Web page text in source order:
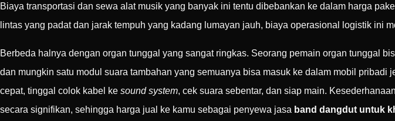
Biaya transportasi dan sewa alat musik yang banyak ini tentu dibebankan ke dalam harga
lintas yang padat dan jarak tempuh yang kadang lumayan jauh, biaya operasional logistik ini
Berbeda halnya dengan organ tunggal yang sangat ringkas. Seorang pemain organ tunggal
dan mungkin satu modul suara tambahan yang semuanya bisa masuk ke dalam mobil pribadi
cepat, tinggal colok kabel ke sound system, cek suara sebentar, dan siap main.
secara signifikan, sehingga harga jual ke kamu sebagai penyewa jasa band dangdut untuk